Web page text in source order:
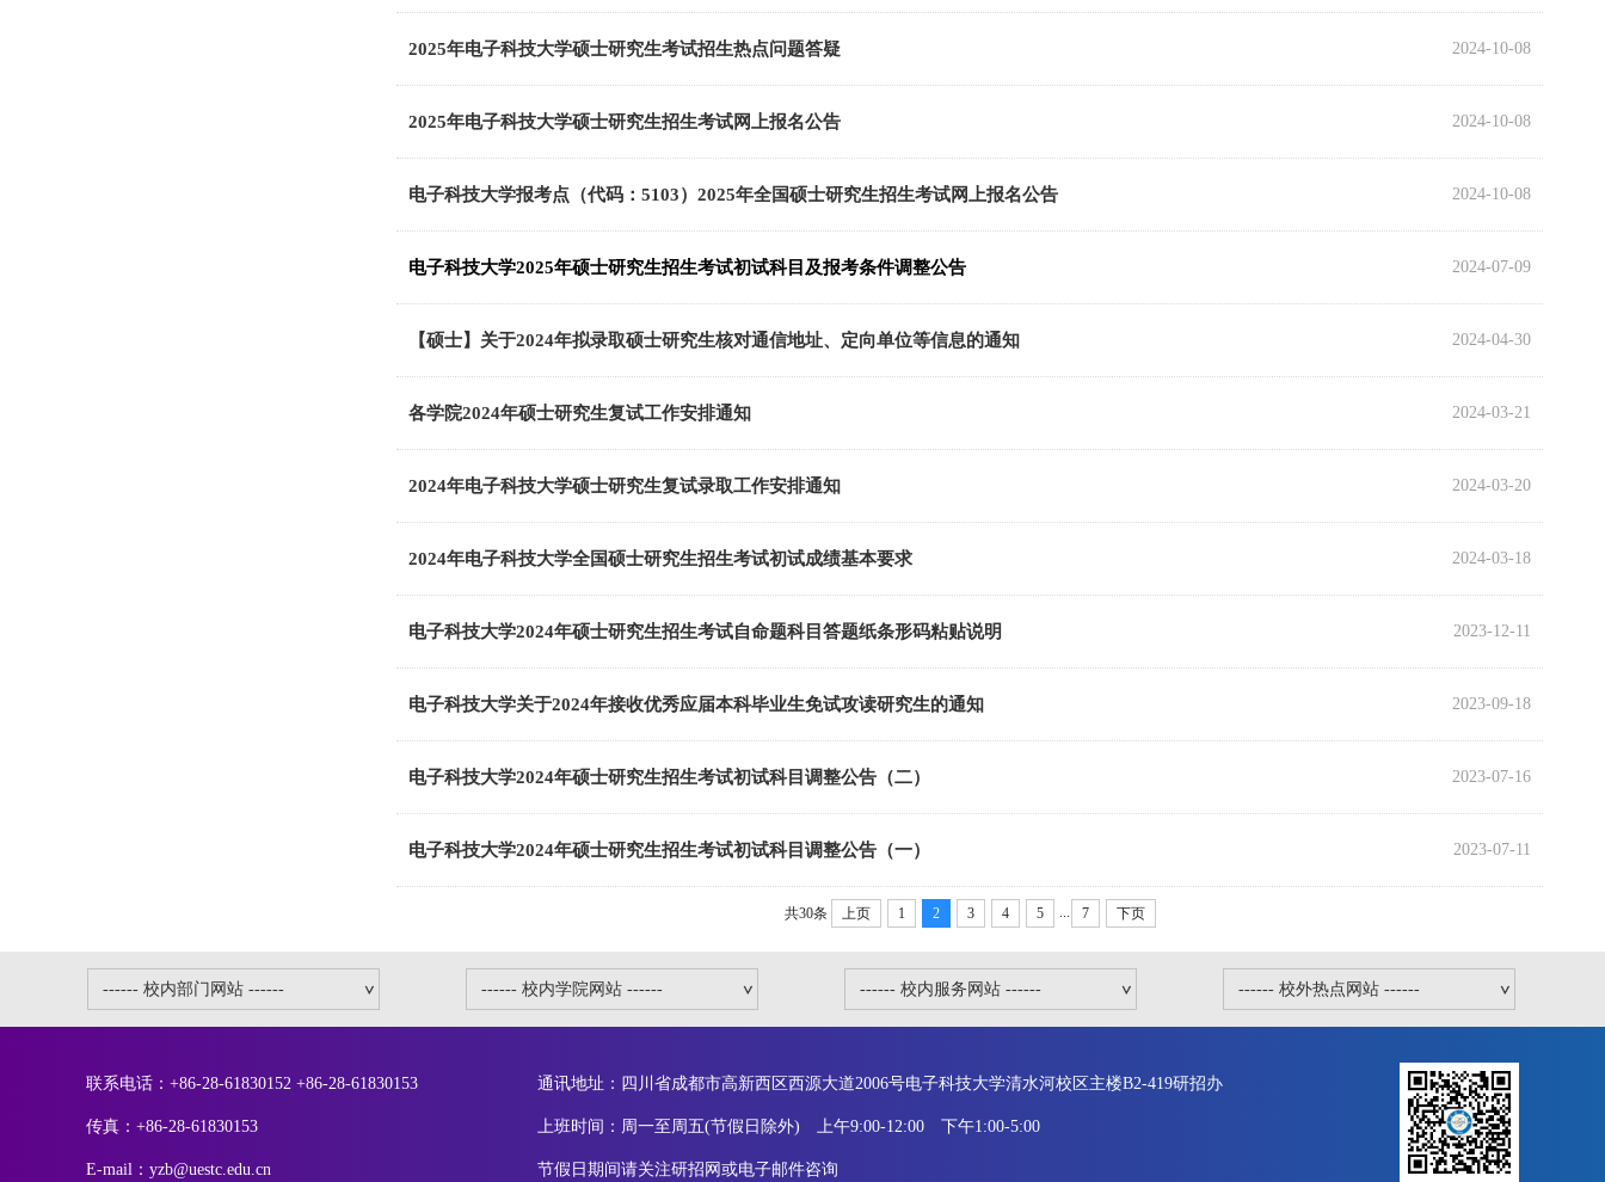
2024-10-08
2025年电子科技大学硕士研究生考试招生热点问题答疑
2024-10-08
2025年电子科技大学硕士研究生招生考试网上报名公告
2024-10-08
电子科技大学报考点（代码：5103）2025年全国硕士研究生招生考试网上报名公告
2024-07-09
电子科技大学2025年硕士研究生招生考试初试科目及报考条件调整公告
2024-04-30
【硕士】关于2024年拟录取硕士研究生核对通信地址、定向单位等信息的通知
2024-03-21
各学院2024年硕士研究生复试工作安排通知
2024-03-20
2024年电子科技大学硕士研究生复试录取工作安排通知
2024-03-18
2024年电子科技大学全国硕士研究生招生考试初试成绩基本要求
2023-12-11
电子科技大学2024年硕士研究生招生考试自命题科目答题纸条形码粘贴说明
2023-09-18
电子科技大学关于2024年接收优秀应届本科毕业生免试攻读研究生的通知
2023-07-16
电子科技大学2024年硕士研究生招生考试初试科目调整公告（二）
2023-07-11
电子科技大学2024年硕士研究生招生考试初试科目调整公告（一）
共30条 上页 1 2 3 4 5 7 下页
联系电话：+86-28-61830152 +86-28-61830153
传真：+86-28-61830153
E-mail：yzb@uestc.edu.cn
通讯地址：四川省成都市高新西区西源大道2006号电子科技大学清水河校区主楼B2-419研招办
上班时间：周一至周五(节假日除外) 上午9:00-12:00 下午1:00-5:00
节假日期间请关注研招网或电子邮件咨询